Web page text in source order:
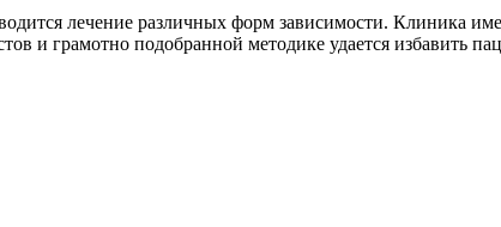
лечение различных форм зависимости. Клиника
и грамотно подобранной методике удается избавить